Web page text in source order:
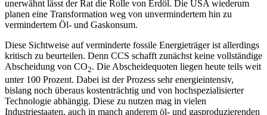
unerwähnt lässt der Rat die Rolle von Erdöl. Die USA wiederum
planen eine Transformation weg von unvermindertem hin zu
vermindertem Öl- und Gaskonsum.
Diese Sichtweise auf verminderte fossile Energieträger ist allerdings
kritisch zu be­urteilen. Denn CCS schafft zunächst keine vollständige
Abscheidung von CO2. Die Ab­scheidequoten liegen heute teils weit
unter 100 Prozent. Dabei ist der Prozess sehr ener­gieintensiv,
bislang noch überaus kosten­trächtig und von hochspezialisierter
Tech­nologie abhängig. Diese zu nutzen mag in vielen
Industriestaaten, auch in manch anderem öl- und gasproduzierenden